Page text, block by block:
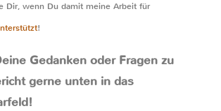
Dir, wenn Du damit meine Arbeit für
!
Gedanken oder Fragen zu
gerne unten in das